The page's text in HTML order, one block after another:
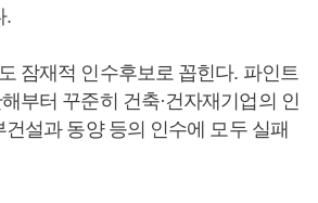
.
잠재적 인수후보로 꼽힌다. 파인트
부터 꾸준히 건축·건자재기업의 인
설과 동양 등의 인수에 모두 실패